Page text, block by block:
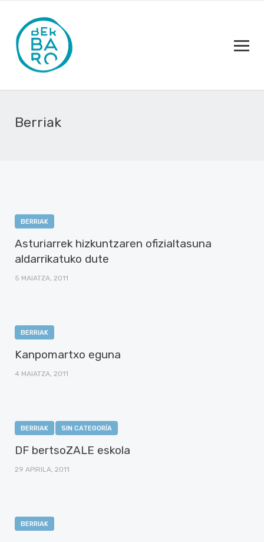
Berriak
BERRIAK
Asturiarrek hizkuntzaren ofizialtasuna
aldarrikatuko dute
5 MAIATZA, 2011
BERRIAK
Kanpomartxo eguna
4 MAIATZA, 2011
BERRIAK SIN CATEGORÍA
DF bertsoZALE eskola
29 APIRILA, 2011
BERRIAK